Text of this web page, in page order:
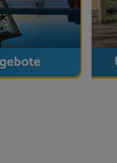
ca. 2 Min.
Min.